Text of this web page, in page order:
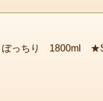
ぼっちり 1800ml